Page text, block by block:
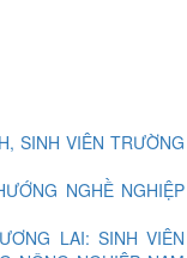
SINH VIÊN TRƯỜNG
NGHỀ NGHIỆP
LAI: SINH VIÊN